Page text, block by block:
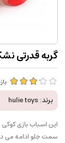
گربه قدرتی
برند: hulie toys
این اسباب بازی
سمت جلو ادامه می